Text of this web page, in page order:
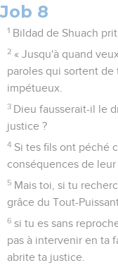
Job 8
1 Bildad de Shuach
2 « Jusqu'à quand
paroles qui sortent
impétueux.
3 Dieu fausserait-il le
justice ?
4 Si tes fils ont péché
conséquences de leur
5 Mais toi, si tu
grâce du Tout-
6 si tu es sans
pas à intervenir en ta
abrite ta justice.